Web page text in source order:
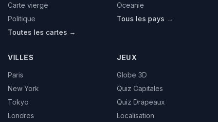
Carte vierge
Politique
Toutes les cartes →
Oceanie
Tous les pays →
VILLES
Paris
New York
Tokyo
Londres
JEUX
Globe 3D
Quiz Capitales
Quiz Drapeaux
Localisation